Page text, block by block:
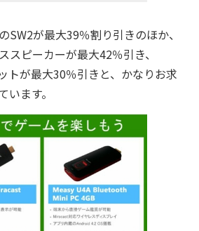
が最大39％割り引きのほか、
スピーカーが最大42％引き、
が最大30％引きと、かなりお求
ます。